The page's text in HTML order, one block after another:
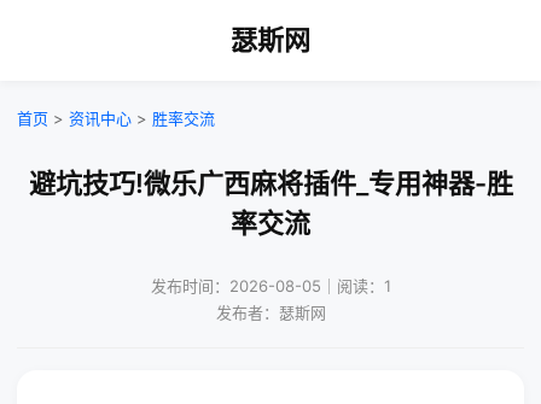
瑟斯网
首页 > 资讯中心 > 胜率交流
避坑技巧!微乐广西麻将插件_专用神器-胜
率交流
发布时间：2026-08-05｜阅读：1
发布者：瑟斯网